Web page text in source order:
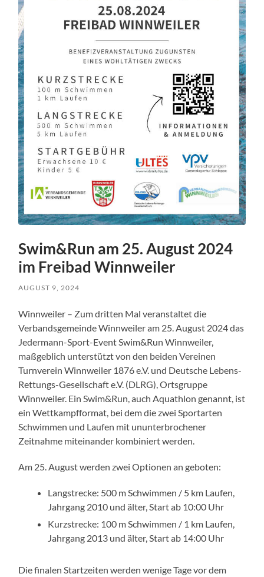
Swim&Run am 25. August 2024
im Freibad Winnweiler
AUGUST 9, 2024
Winnweiler – Zum dritten Mal veranstaltet die
Verbandsgemeinde Winnweiler am 25. August 2024 das
Jedermann-Sport-Event Swim&Run Winnweiler,
maßgeblich unterstützt von den beiden Vereinen
Turnverein Winnweiler 1876 e.V. und Deutsche Lebens-
Rettungs-Gesellschaft e.V. (DLRG), Ortsgruppe
Winnweiler. Ein Swim&Run, auch Aquathlon genannt, ist
ein Wettkampfformat, bei dem die zwei Sportarten
Schwimmen und Laufen mit ununterbrochener
Zeitnahme miteinander kombiniert werden.
Am 25. August werden zwei Optionen an geboten:
Langstrecke: 500 m Schwimmen / 5 km Laufen,
Jahrgang 2010 und älter, Start ab 10:00 Uhr
Kurzstrecke: 100 m Schwimmen / 1 km Laufen,
Jahrgang 2013 und älter, Start ab 14:00 Uhr
Die finalen Startzeiten werden wenige Tage vor dem